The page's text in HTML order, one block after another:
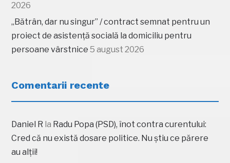
2026
„Bătrân, dar nu singur” / contract semnat pentru un
proiect de asistență socială la domiciliu pentru
persoane vârstnice 5 august 2026
Comentarii recente
Daniel R la Radu Popa (PSD), înot contra curentului:
Cred că nu există dosare politice. Nu știu ce părere
au alții!